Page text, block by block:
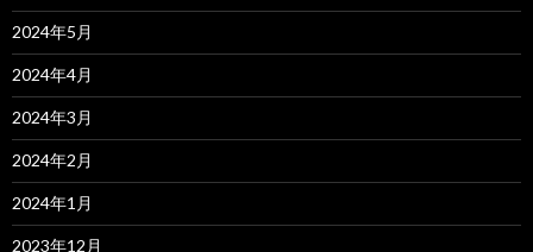
2024年5月
2024年4月
2024年3月
2024年2月
2024年1月
2023年12月